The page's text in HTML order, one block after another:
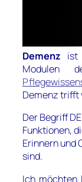
Demenz ist
Modulen
Demenz trifft
Der Begriff
Funktionen,
Erinnern und
sind.
Ich möchten